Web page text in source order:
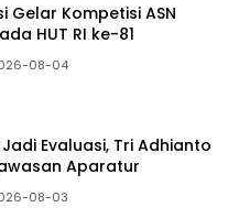
Gelar Kompetisi ASN
HUT RI ke-81
08-04
Evaluasi, Tri Adhianto
Aparatur
08-03